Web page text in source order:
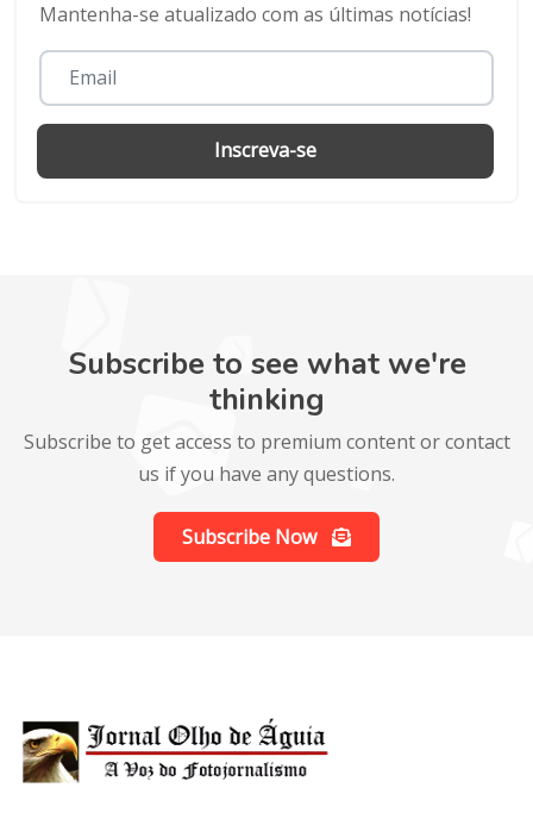
Mantenha-se atualizado com as últimas notícias!
Inscreva-se
Subscribe to see what we're
thinking
Subscribe to get access to premium content or contact
us if you have any questions.
Subscribe Now